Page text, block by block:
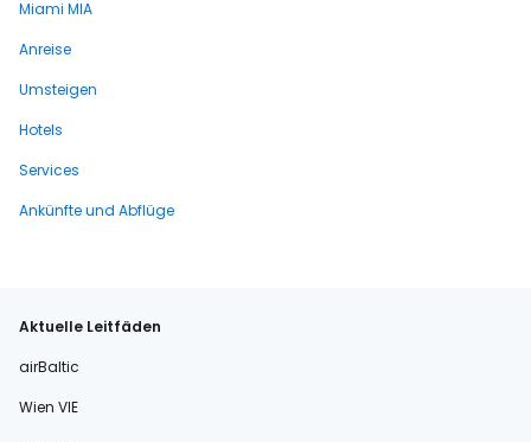
Miami MIA
Anreise
Umsteigen
Hotels
Services
Ankünfte und Abflüge
Aktuelle Leitfäden
airBaltic
Wien VIE